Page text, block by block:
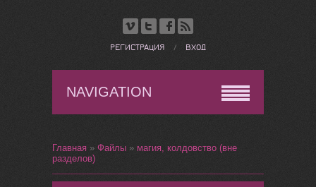
РЕГИСТРАЦИЯ / ВХОД
NAVIGATION
Главная » Файлы » магия, колдовство (вне
разделов)